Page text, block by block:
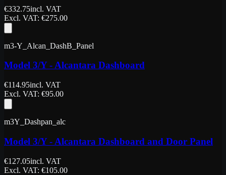
€332.75incl. VAT
Excl. VAT: €275.00
m3-Y_Alcan_DashB_Panel
Model 3/Y - Alcantara Dashboard
€114.95incl. VAT
Excl. VAT: €95.00
m3Y_Dashpan_alc
Model 3/Y - Alcantara Dashboard and Door Panel
€127.05incl. VAT
Excl. VAT: €105.00